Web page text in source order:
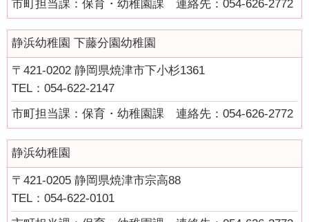
健康・医療
支援・助成
支援・助成
集について（募集締切：11/12）
働く
働く
子育てにやさしい企業
市町担当課：保育・幼稚園課 連絡先：054-626-2772
静浜幼稚園 下藤分園幼稚園
〒421-0202 静岡県焼津市下小杉1361
TEL：054-622-2147
市町担当課：保育・幼稚園課 連絡先：054-626-2772
静浜幼稚園
〒421-0205 静岡県焼津市宗高88
TEL：054-622-0101